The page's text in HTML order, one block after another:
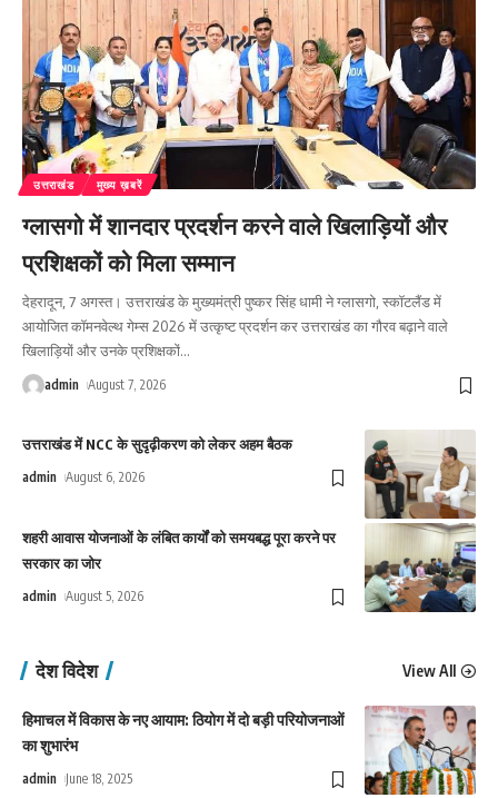
उत्तराखंड मुख्य ख़बरें
ग्लासगो में शानदार प्रदर्शन करने वाले खिलाड़ियों और
प्रशिक्षकों को मिला सम्मान
देहरादून, 7 अगस्त। उत्तराखंड के मुख्यमंत्री पुष्कर सिंह धामी ने ग्लासगो, स्कॉटलैंड में
आयोजित कॉमनवेल्थ गेम्स 2026 में उत्कृष्ट प्रदर्शन कर उत्तराखंड का गौरव बढ़ाने वाले
खिलाड़ियों और उनके प्रशिक्षकों…
admin August 7, 2026
उत्तराखंड में NCC के सुदृढ़ीकरण को लेकर अहम बैठक
admin August 6, 2026
शहरी आवास योजनाओं के लंबित कार्यों को समयबद्ध पूरा करने पर
सरकार का जोर
admin August 5, 2026
देश विदेश View All
हिमाचल में विकास के नए आयाम: ठियोग में दो बड़ी परियोजनाओं
का शुभारंभ
admin June 18, 2025